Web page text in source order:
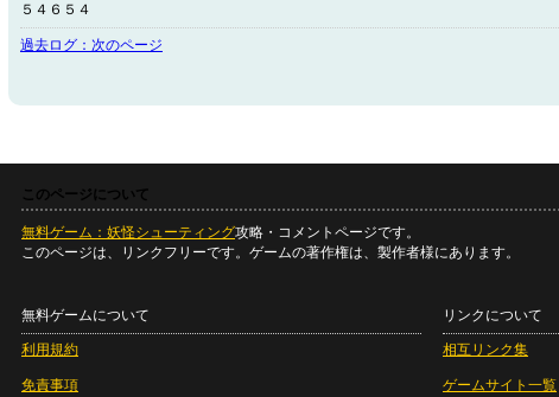
５４６５４
過去ログ：次のページ
このページについて
無料ゲーム：妖怪シューティング攻略・コメントページです。
このページは、リンクフリーです。ゲームの著作権は、製作者様にあります。
無料ゲームについて
利用規約
免責事項
リンクについて
相互リンク集
ゲームサイト一覧